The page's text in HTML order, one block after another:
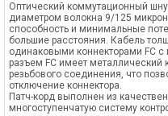
Оптический коммутационный
диаметром волокна 9/125
способность и минимальные
большие расстояния. Кабель
одинаковыми коннекторами FC
разъем FC имеет
резьбового соединения, что
отключение коннектора.
Патч-корд выполнен из
многоступенчатую систему